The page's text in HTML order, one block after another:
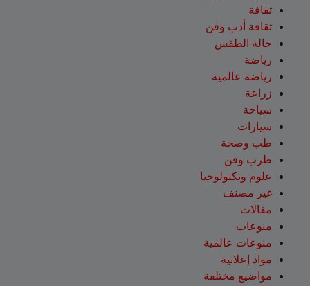
ثقافة
ثقافة أدب وفن
حالة الطقس
رياضة
رياضة عالمية
زراعة
سياحة
سيارات
طب وصحة
طرب وفن
علوم وتكنولوجيا
غير مصنف
مقالات
منوعات
منوعات عالمية
مواد إعلانية
مواضيع مختلفة